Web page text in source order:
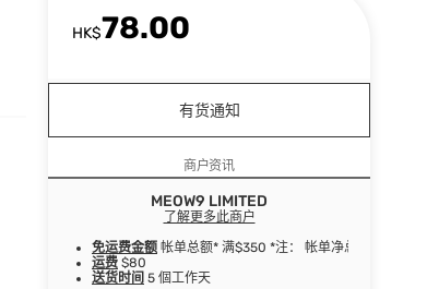
HK$78.00
有货通知
商户资讯
MEOW9 LIMITED
了解更多此商户
免运费金额 帐单总额* 满$350 *注： 帐单净总额指扣除
运费 $80
送货时间 5 個工作天